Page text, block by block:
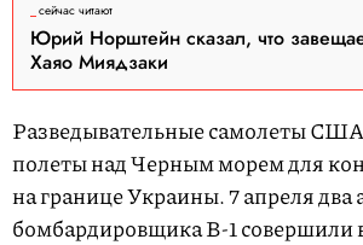
сейчас читают
Юрий Норштейн сказал, что
Хаяо Миядзаки
Разведывательные самолеты
полеты над Черным морем для
на границе Украины. 7 апреля
бомбардировщика B-1 совершили